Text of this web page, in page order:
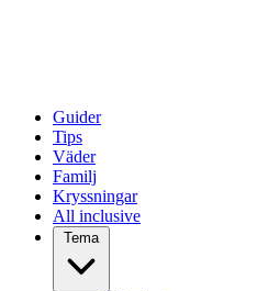
Guider
Tips
Väder
Familj
Kryssningar
All inclusive
Tema